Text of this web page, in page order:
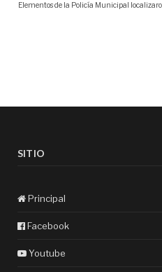
SITIO
Principal
Facebook
Youtube